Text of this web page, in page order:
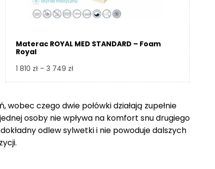
Materac ROYAL MED STANDARD – Foam
Royal
1 810 zł – 3 749 złZakres
1
810 zł
do
3
wobec czego dwie połówki działają zupełnie
osoby nie wpływa na komfort snu drugiego
odlew sylwetki i nie powoduje dalszych